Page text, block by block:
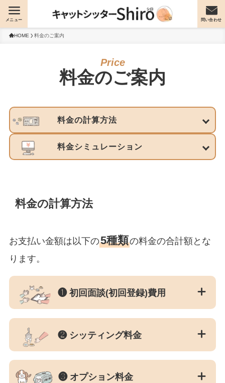
問い合わせ
メニュー
HOME 料金のご案内
料金のご案内
料金の計算方法
料金シミュレーション
料金の計算方法
お支払い金額は以下の5種類の料金の合計額とな
ります。
❶ 初回面談(初回登録)費用
❷ シッティング料金
❸ オプション料金